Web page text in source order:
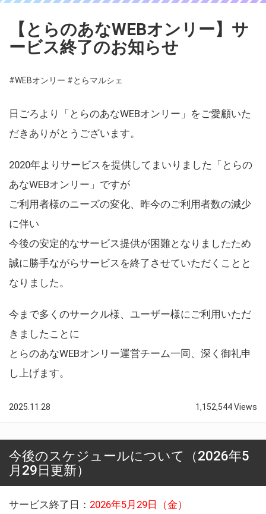
【とらのあなWEBオンリー】サ
ービス終了のお知らせ
#WEBオンリー #とらマルシェ
日ごろより「とらのあなWEBオンリー」をご愛顧いた
だきありがとうございます。
2020年よりサービスを提供してまいりました「とらの
あなWEBオンリー」ですが
ご利用者様のニーズの変化、昨今のご利用者数の減少
に伴い
今後の安定的なサービス提供が困難となりましたため
誠に勝手ながらサービスを終了させていただくことと
なりました。
今まで多くのサークル様、ユーザー様にご利用いただ
きましたことに
とらのあなWEBオンリー運営チーム一同、深く御礼申
し上げます。
2025.11.28 1,152,544 Views
今後のスケジュールについて（2026年5
月29日更新）
サービス終了日： 2026年5月29日（金）